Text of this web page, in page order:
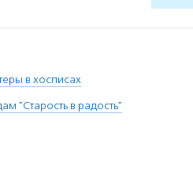
в хосписах
"Старость в радость"